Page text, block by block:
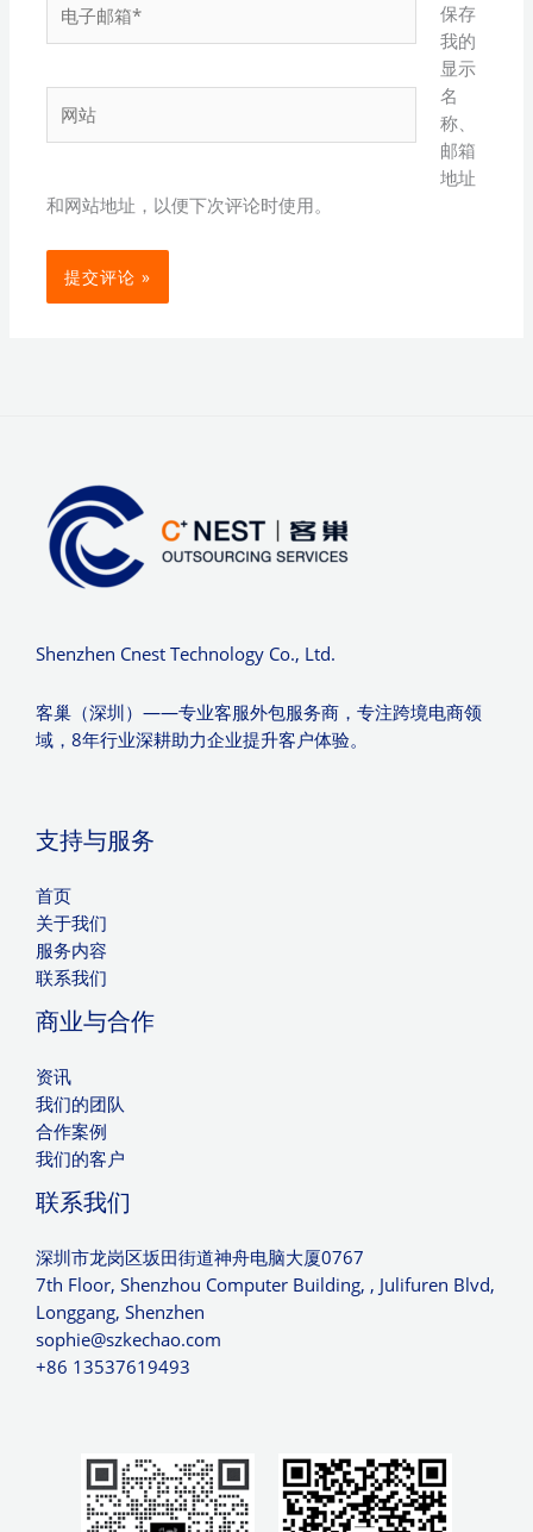
子
箱
站
保存
我的
显示
名
称、
邮箱
地址
和网站地址，以便下次评论时使用。
Shenzhen Cnest Technology Co., Ltd.
客巢（深圳）——专业客服外包服务商，专注跨境电商领
域，8年行业深耕助力企业提升客户体验。
支持与服务
首页
关于我们
服务内容
联系我们
商业与合作
资讯
我们的团队
合作案例
我们的客户
联系我们
深圳市龙岗区坂田街道神舟电脑大厦0767
7th Floor, Shenzhou Computer Building, , Julifuren Blvd,
Longgang, Shenzhen
sophie@szkechao.com
+86 13537619493